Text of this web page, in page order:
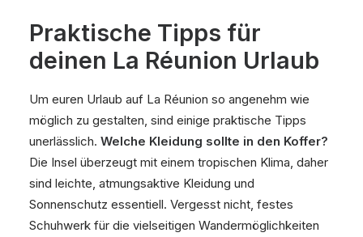
Praktische Tipps für
deinen La Réunion Urlaub
Um euren Urlaub auf La Réunion so angenehm wie
möglich zu gestalten, sind einige praktische Tipps
unerlässlich. Welche Kleidung sollte in den Koffer?
Die Insel überzeugt mit einem tropischen Klima, daher
sind leichte, atmungsaktive Kleidung und
Sonnenschutz essentiell. Vergesst nicht, festes
Schuhwerk für die vielseitigen Wandermöglichkeiten